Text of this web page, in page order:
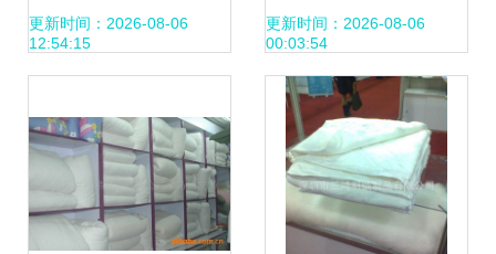
达羊绒制品的卓越
更新时间：2026-08-06
12:54:15
养指南
更新时间：2026-08-06
00:03:54